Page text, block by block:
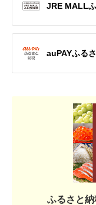
JRE MALL
auPAYふる
ふるさと